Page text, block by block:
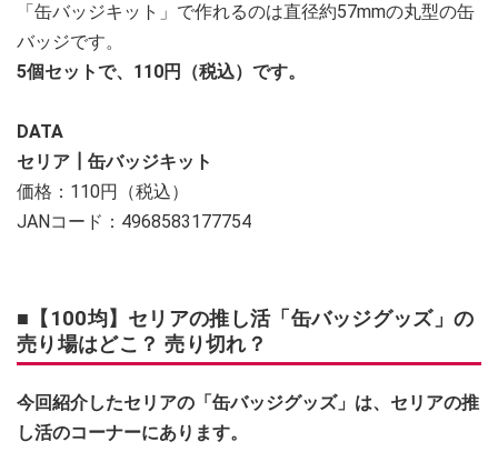
「缶バッジキット」で作れるのは直径約57mmの丸型の缶
バッジです。
5個セットで、110円（税込）です。
DATA
セリア┃缶バッジキット
価格：110円（税込）
JANコード：4968583177754
■【100均】セリアの推し活「缶バッジグッズ」の
売り場はどこ？ 売り切れ？
今回紹介したセリアの「缶バッジグッズ」は、セリアの推
し活のコーナーにあります。